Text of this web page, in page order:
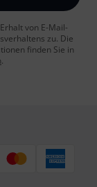
von E-Mail-
zu. Die
finden Sie in
.